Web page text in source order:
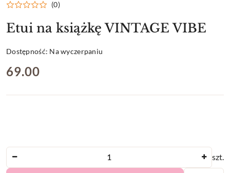
(0)
Etui na książkę VINTAGE VIBE
Dostępność: Na wyczerpaniu
cena:
69.00
szt.